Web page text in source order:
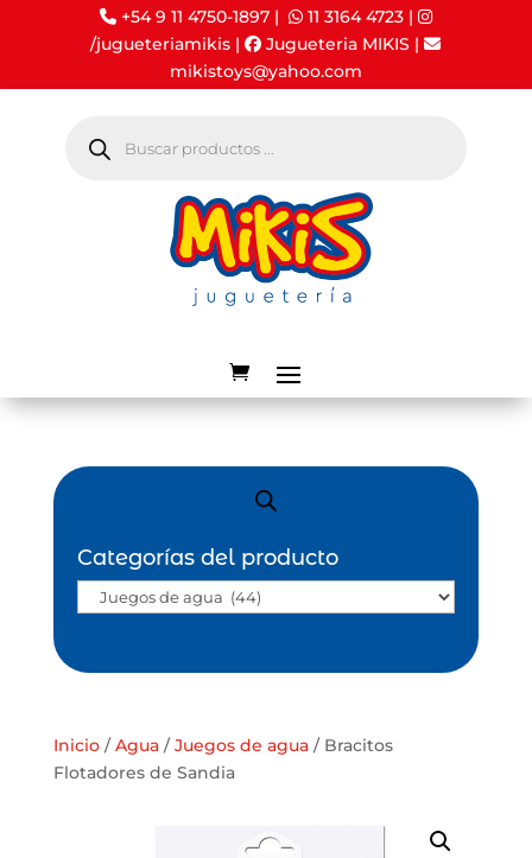
+54 9 11 4750-1897 | 11 3164 4723|
/jugueteriamikis | Jugueteria MIKIS |
mikistoys@yahoo.com
productos
Inicio/Agua/Juegos de agua/ Bracitos
Flotadores de Sandia
Categorías del producto